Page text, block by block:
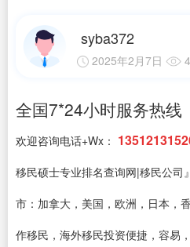
syba372
2025年2月7日
全国7*24小时服务热线
欢迎咨询电话+Wx：
移民硕士专业排名查询网|移民公司
市：加拿大，美国，欧洲，日本
作移民，海外移民投资便捷，容易